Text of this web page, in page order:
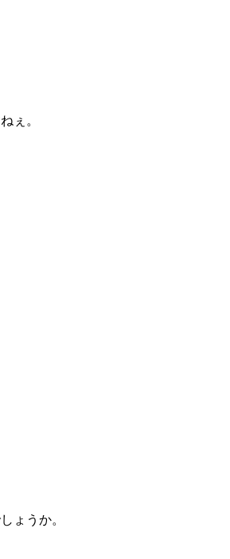
ぇ。
ょうか。